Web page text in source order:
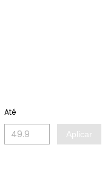
Até
Aplicar